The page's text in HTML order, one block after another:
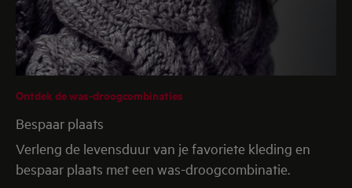
Ontdek de was-droogcombinaties
Bespaar plaats
Verleng de levensduur van je favoriete kleding en
bespaar plaats met een was-droogcombinatie.